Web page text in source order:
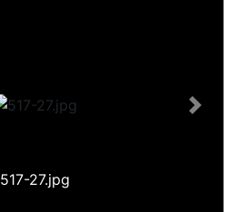
517-27.jpg
Next